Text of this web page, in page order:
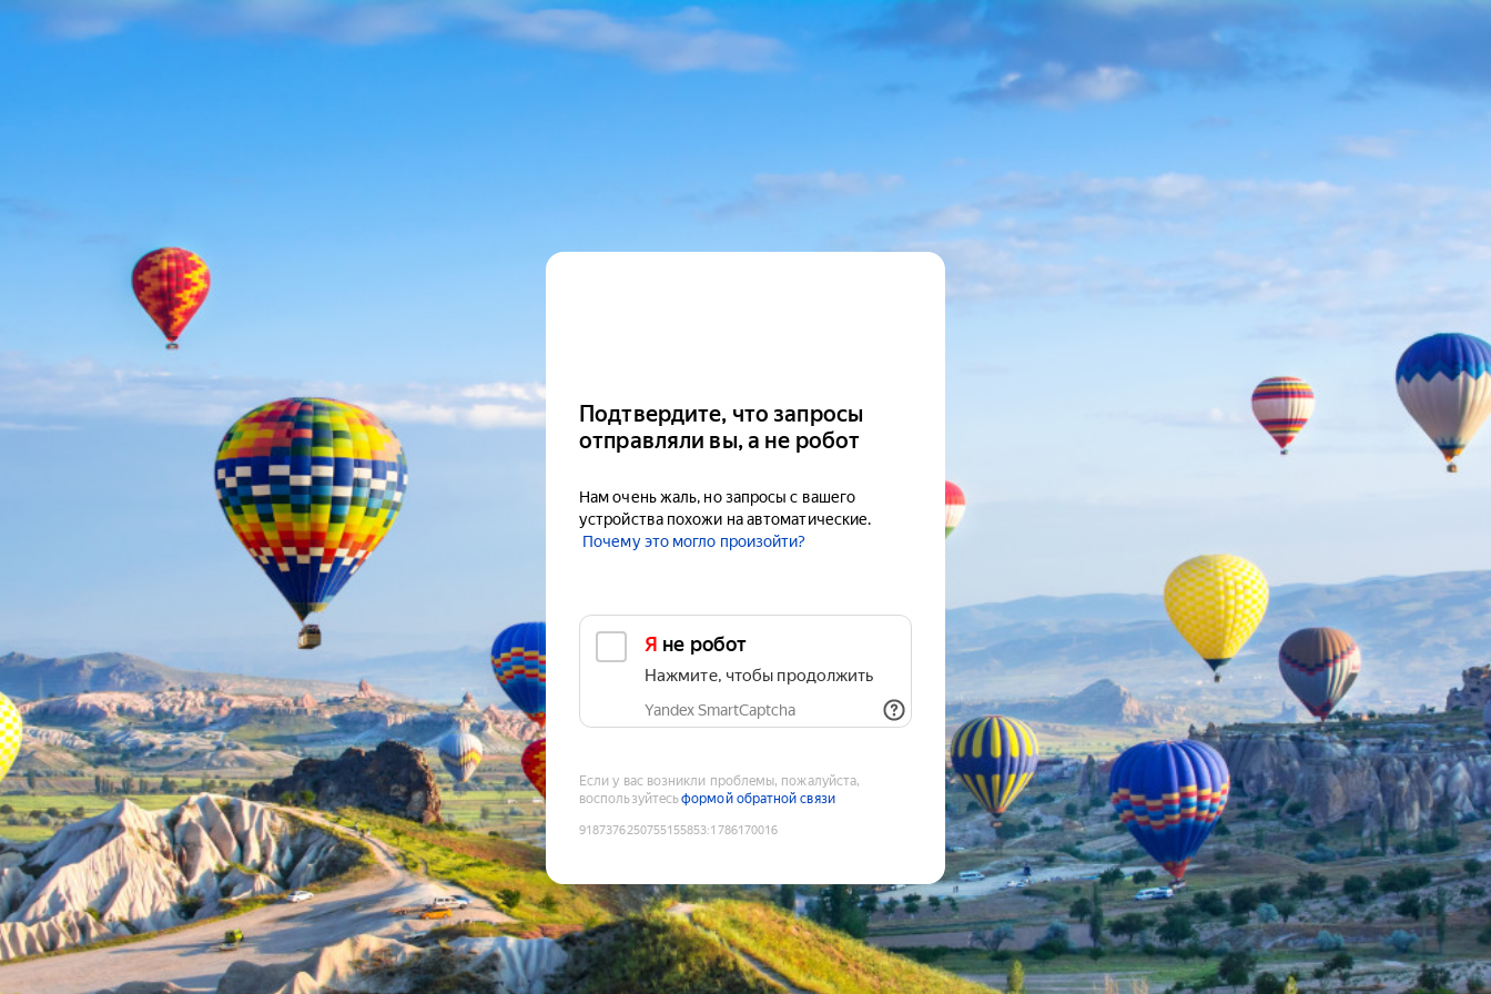
Подтвердите, что запросы
отправляли вы, а не робот
Нам очень жаль, но запросы с вашего
устройства похожи на автоматические.
Почему это могло произойти?
Я не робот
Нажмите, чтобы продолжить
Yandex SmartCaptcha
Если у вас возникли проблемы, пожалуйста,
воспользуйтесьформой обратной связи
9187376250755155853:1786170016